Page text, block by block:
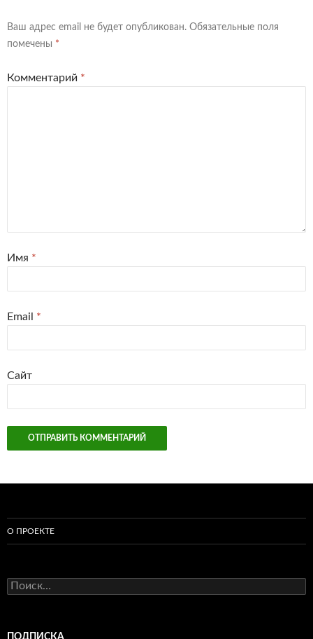
Ваш адрес email не будет опубликован. Обязательные поля
помечены *
Комментарий *
Имя *
Email *
Сайт
О ПРОЕКТЕ
Найти:
ПОДПИСКА